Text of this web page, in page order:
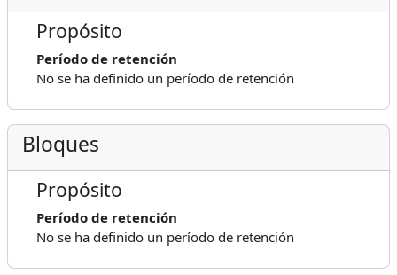
Propósito
Período de retención
No se ha definido un período de retención
Bloques
Propósito
Período de retención
No se ha definido un período de retención